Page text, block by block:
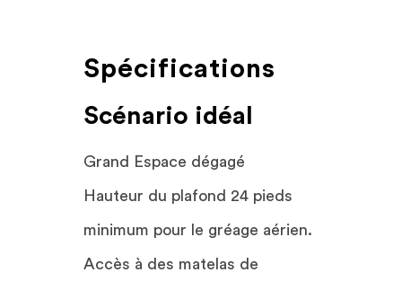
Spécifications
Scénario idéal
Grand Espace dégagé
Hauteur du plafond 24 pieds
minimum pour le gréage aérien.
Accès à des matelas de